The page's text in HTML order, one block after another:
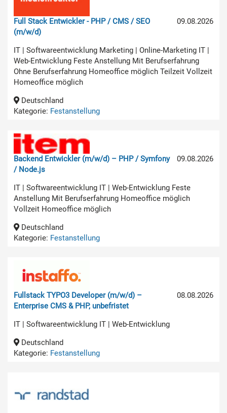
09.08.2026
Full Stack Entwickler - PHP / CMS / SEO
(m/w/d)
IT | Softwareentwicklung Marketing | Online-Marketing IT |
Web-Entwicklung Feste Anstellung Mit Berufserfahrung
Ohne Berufserfahrung Homeoffice möglich Teilzeit Vollzeit
Homeoffice möglich
Deutschland
Kategorie: Festanstellung
09.08.2026
Backend Entwickler (m/w/d) – PHP / Symfony
/ Node.js
IT | Softwareentwicklung IT | Web-Entwicklung Feste
Anstellung Mit Berufserfahrung Homeoffice möglich
Vollzeit Homeoffice möglich
Deutschland
Kategorie: Festanstellung
08.08.2026
Fullstack TYPO3 Developer (m/w/d) –
Enterprise CMS & PHP, unbefristet
IT | Softwareentwicklung IT | Web-Entwicklung
Deutschland
Kategorie: Festanstellung